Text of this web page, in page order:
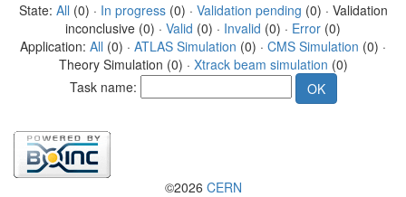
State: All (0) · In progress(0) · Validation pending (0) · Validation
inconclusive (0) · Valid (0) · Invalid (0) · Error (0)
Application: All (0) · ATLAS Simulation (0) · CMS Simulation (0) ·
Theory Simulation (0) · Xtrack beam simulation (0)
Task name:
©2026 CERN